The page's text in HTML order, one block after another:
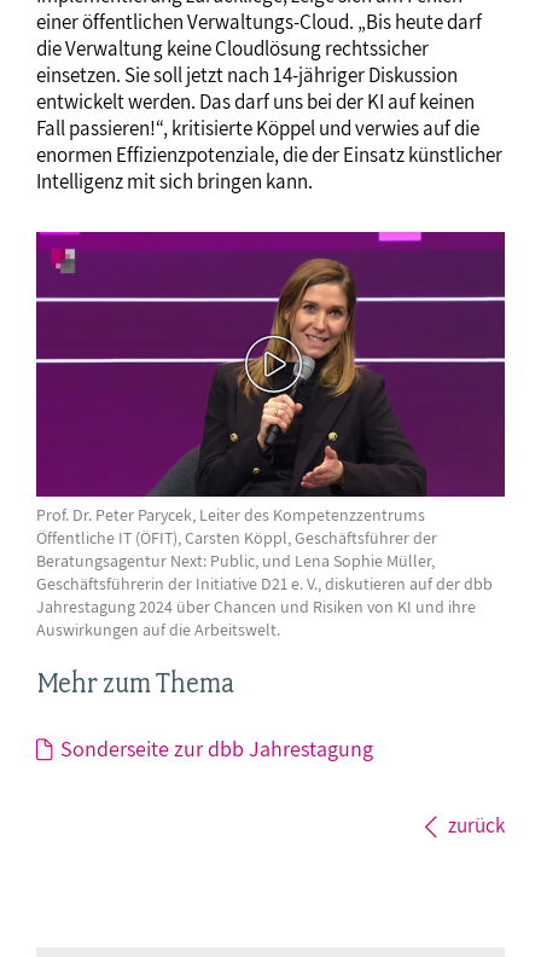
einer öffentlichen Verwaltungs-Cloud. „Bis heute darf
die Verwaltung keine Cloudlösung rechtssicher
einsetzen. Sie soll jetzt nach 14-jähriger Diskussion
entwickelt werden. Das darf uns bei der KI auf keinen
Fall passieren!“, kritisierte Köppel und verwies auf die
enormen Effizienzpotenziale, die der Einsatz künstlicher
Intelligenz mit sich bringen kann.
Prof. Dr. Peter Parycek, Leiter des Kompetenzzentrums
Öffentliche IT (ÖFIT), Carsten Köppl, Geschäftsführer der
Beratungsagentur Next: Public, und Lena Sophie Müller,
Geschäftsführerin der Initiative D21 e. V., diskutieren auf der dbb
Jahrestagung 2024 über Chancen und Risiken von KI und ihre
Auswirkungen auf die Arbeitswelt.
Mehr zum Thema
Sonderseite zur dbb Jahrestagung
zurück